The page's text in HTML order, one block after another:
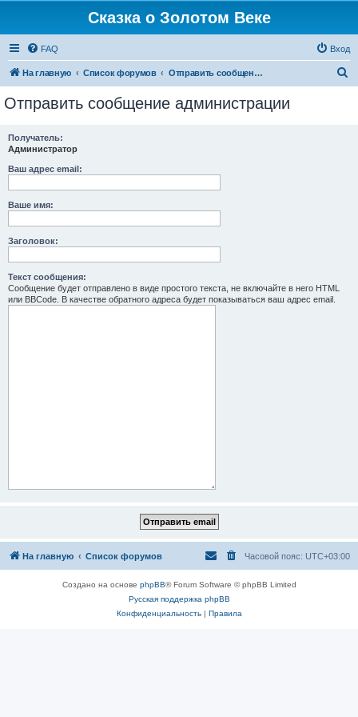
Сказка о Золотом Веке
FAQ Вход
На главную Список форумов Отправить сообщение администрации
Отправить сообщение администрации
Получатель:
Администратор
Ваш адрес email:
Ваше имя:
Заголовок:
Текст сообщения:
Сообщение будет отправлено в виде простого текста, не включайте в него HTML
или BBCode. В качестве обратного адреса будет показываться ваш адрес email.
На главную Список форумов Часовой пояс: UTC+03:00
Создано на основе phpBB® Forum Software © phpBB Limited
Русская поддержка phpBB
Конфиденциальность| Правила